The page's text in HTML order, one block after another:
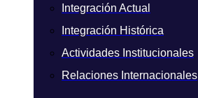
Integración Actual
Integración Histórica
Actividades Institucionales
Relaciones Internacionales